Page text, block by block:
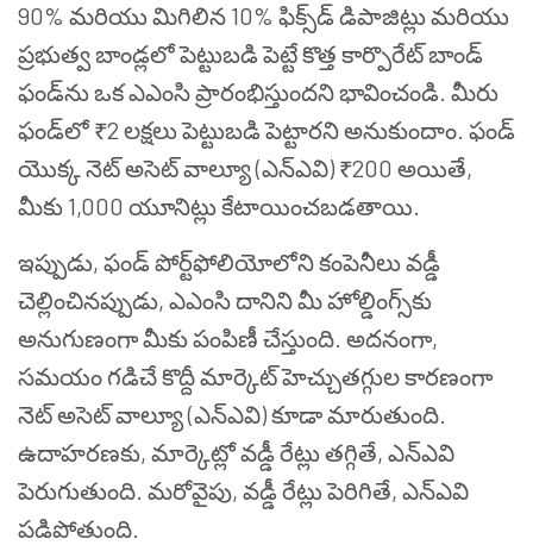
90% మరియు మిగిలిన 10% ఫిక్స్‌డ్ డిపాజిట్లు మరియు
ప్రభుత్వ బాండ్లలో పెట్టుబడి పెట్టే కొత్త కార్పొరేట్ బాండ్
ఫండ్‌ను ఒక ఎఎంసి ప్రారంభిస్తుందని భావించండి. మీరు
ఫండ్‌లో ₹2 లక్షలు పెట్టుబడి పెట్టారని అనుకుందాం. ఫండ్
యొక్క నెట్ అసెట్ వాల్యూ (ఎన్ఎవి) ₹200 అయితే,
మీకు 1,000 యూనిట్లు కేటాయించబడతాయి.
ఇప్పుడు, ఫండ్ పోర్ట్‌ఫోలియోలోని కంపెనీలు వడ్డీ
చెల్లించినప్పుడు, ఎఎంసి దానిని మీ హోల్డింగ్స్‌కు
అనుగుణంగా మీకు పంపిణీ చేస్తుంది. అదనంగా,
సమయం గడిచే కొద్దీ మార్కెట్ హెచ్చుతగ్గుల కారణంగా
నెట్ అసెట్ వాల్యూ (ఎన్ఎవి) కూడా మారుతుంది.
ఉదాహరణకు, మార్కెట్లో వడ్డీ రేట్లు తగ్గితే, ఎన్ఎవి
పెరుగుతుంది. మరోవైపు, వడ్డీ రేట్లు పెరిగితే, ఎన్ఎవి
పడిపోతుంది.